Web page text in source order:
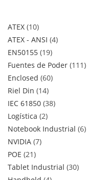
ATEX 10
ATEX - ANSI 4
EN50155 19
Fuentes de Poder 111
Enclosed 60
Riel Din 14
IEC 61850 38
Logística 2
Notebook Industrial 6
NVIDIA 7
POE 21
Tablet Industrial 30